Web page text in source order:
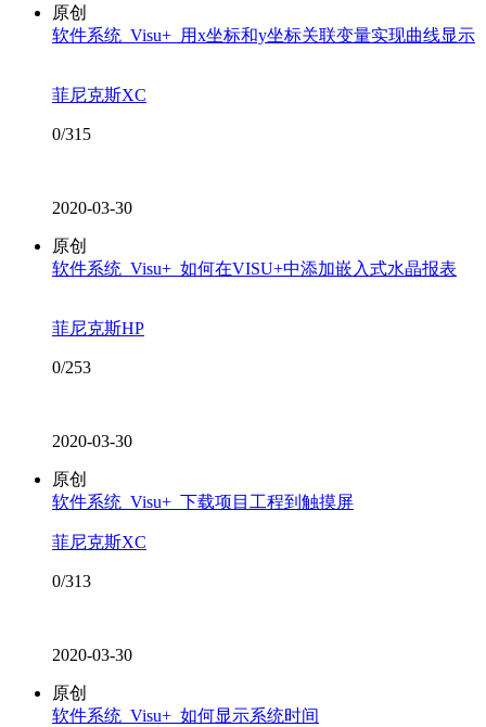
原创
软件系统_Visu+_用x坐标和y坐标关联变量实现曲线显示
菲尼克斯XC
0/315
2020-03-30
原创
软件系统_Visu+_如何在VISU+中添加嵌入式水晶报表
菲尼克斯HP
0/253
2020-03-30
原创
软件系统_Visu+_下载项目工程到触摸屏
菲尼克斯XC
0/313
2020-03-30
原创
软件系统_Visu+_如何显示系统时间